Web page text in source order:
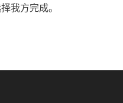
我方完成。